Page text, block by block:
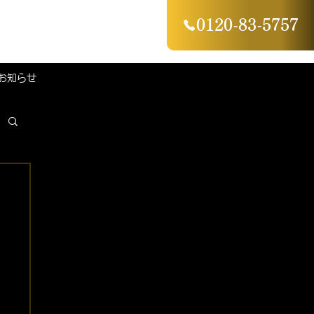
0120-83-5757
知らせ